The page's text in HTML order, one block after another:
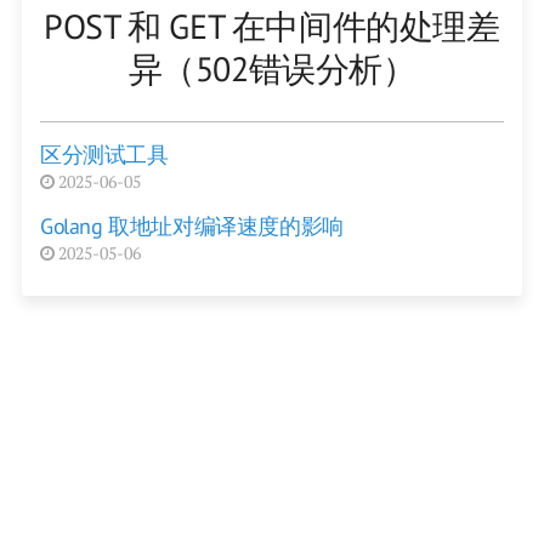
POST 和 GET 在中间件的处理差
异（502错误分析）
区分测试工具
2025-06-05
Golang 取地址对编译速度的影响
2025-05-06